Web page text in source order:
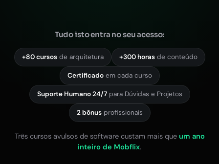
Tudo isto entra no seu acesso:
+80 cursosde arquitetura +300 horasde conteúdo
Certificadoem cada curso
Suporte Humano 24/7para Dúvidas e Projetos
2 bônusprofissionais
Três cursos avulsos de software custam mais que um ano
inteiro de Mobflix.